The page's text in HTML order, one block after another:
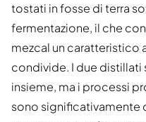
tostati in fosse di terra
fermentazione, il che
mezcal un caratteristico
condivide. I due
insieme, ma i processi
sono significativamente